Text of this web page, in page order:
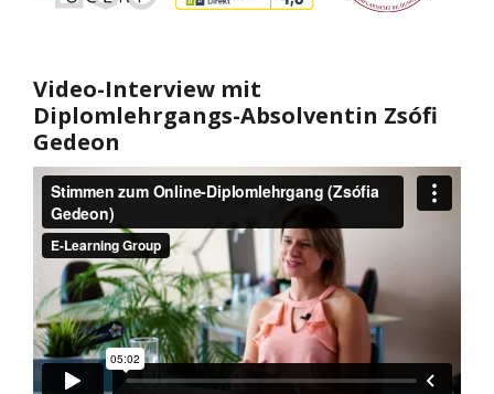
Video-Interview mit
Diplomlehrgangs-Absolventin Zsófi
Gedeon